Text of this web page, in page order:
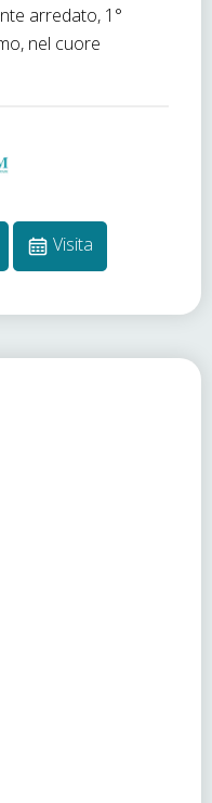
arredato, 1°
nel cuore
Visita